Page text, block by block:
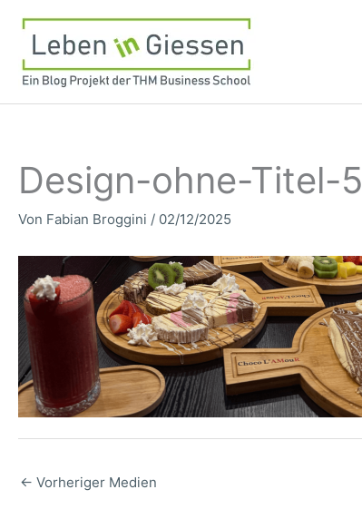
Inhalt
springen
Design-ohne-Titel-5
Von Fabian Broggini / 02/12/2025
← Vorheriger Medien